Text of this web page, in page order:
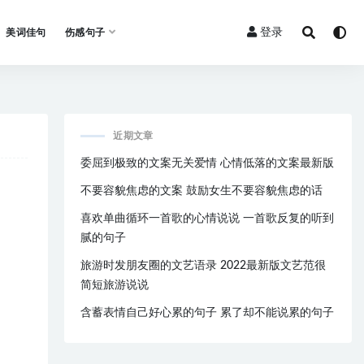
美词佳句 伤感句子 登录
近期文章
委屈到极致的文案无关爱情 心情低落的文案最新版
不要容貌焦虑的文案 鼓励女生不要容貌焦虑的话
喜欢单曲循环一首歌的心情说说 一首歌反复的听到
腻的句子
旅游时发朋友圈的文艺语录 2022最新版文艺范很
简短旅游说说
含蓄表情自己好心累的句子 累了却不能说累的句子